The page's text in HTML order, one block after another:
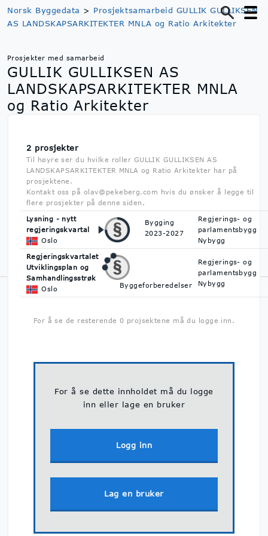
Norsk Byggedata > Prosjektsamarbeid GULLIK GULLIKSEN
AS LANDSKAPSARKITEKTER MNLA og Ratio Arkitekter
Prosjekter med samarbeid
GULLIK GULLIKSEN AS
LANDSKAPSARKITEKTER MNLA
og Ratio Arkitekter
2 prosjekter
Til høyre ser du hvilke roller GULLIK GULLIKSEN AS
LANDSKAPSARKITEKTER MNLA og Ratio Arkitekter har på
prosjektene.
Kontakt oss på olav@pekeberg.com hvis du ønsker å legge til
flere prosjekter på denne siden.
Lysning - nytt
regjeringskvartal
Oslo
Bygging
2023-2027
Regjerings- og
parlamentsbygg
Nybygg
Regjeringskvartalet
Utviklingsplan og
Samhandlingsstrøk
Oslo
Byggeforberedelser
Regjerings- og
parlamentsbygg
Nybygg
For å se de resterende 0 projsektene må du logge inn.
For å se dette innholdet må du logge
inn eller lage en bruker
Logg inn
Lag en bruker
Norsk Byggedata er Norges største prosjektdatabase med
oversikt over byggeprosjekter. Vi hjelper deg å finne ut hva som
byggeprosjektene.Personvern & GDPR